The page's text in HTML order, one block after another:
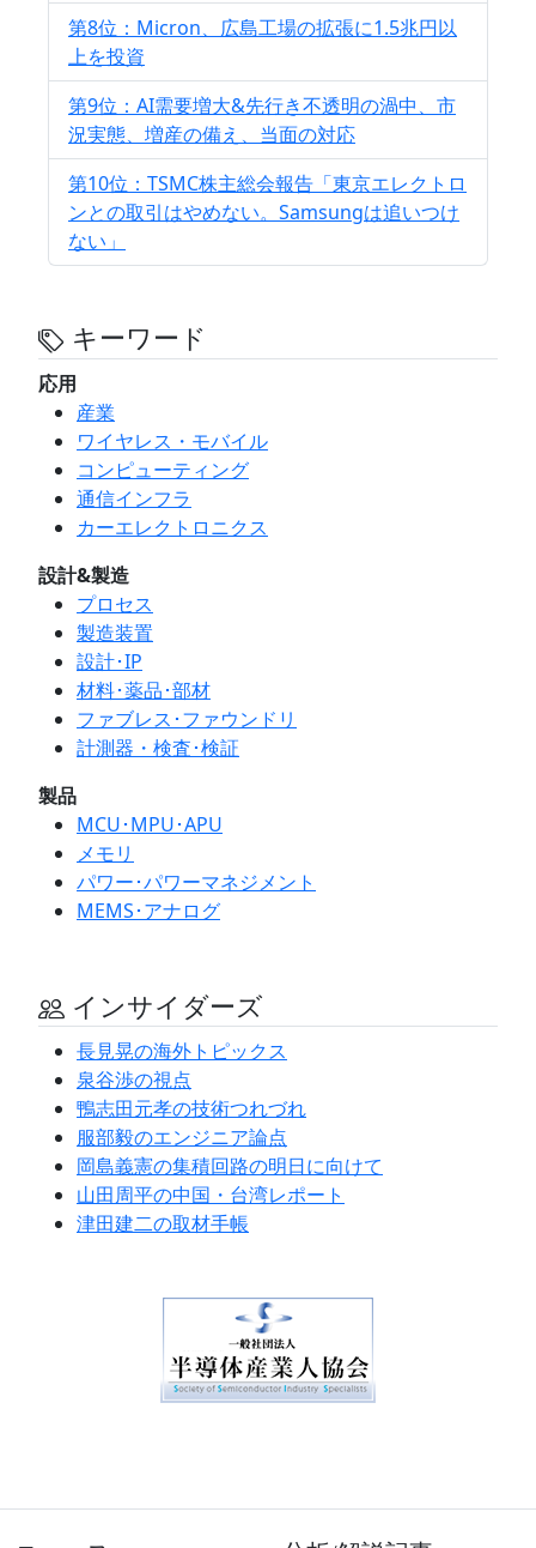
第8位：Micron、広島工場の拡張に1.5兆円以
上を投資
第9位：AI需要増大&先行き不透明の渦中、市
況実態、増産の備え、当面の対応
第10位：TSMC株主総会報告「東京エレクトロ
ンとの取引はやめない。Samsungは追いつけ
ない」
キーワード
応用
産業
ワイヤレス・モバイル
コンピューティング
通信インフラ
カーエレクトロニクス
設計&製造
プロセス
製造装置
設計･IP
材料･薬品･部材
ファブレス･ファウンドリ
計測器・検査･検証
製品
MCU･MPU･APU
メモリ
パワー･パワーマネジメント
MEMS･アナログ
インサイダーズ
長見晃の海外トピックス
泉谷渉の視点
鴨志田元孝の技術つれづれ
服部毅のエンジニア論点
岡島義憲の集積回路の明日に向けて
山田周平の中国・台湾レポート
津田建二の取材手帳